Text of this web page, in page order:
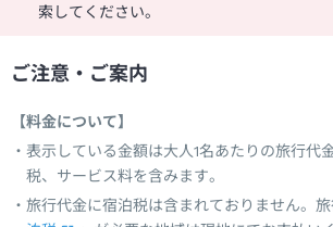
索してください。
ご注意・ご案内
【料金について】
表示している金額は大人1名あたりの旅行代
税、サービス料を含みます。
旅行代金に宿泊税は含まれておりません。